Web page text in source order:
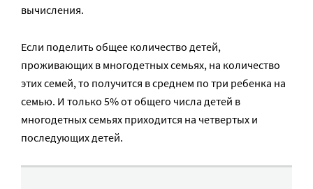
вычисления.
Если поделить общее количество детей,
проживающих в многодетных семьях, на количество
этих семей, то получится в среднем по три ребенка на
семью. И только 5% от общего числа детей в
многодетных семьях приходится на четвертых и
последующих детей.